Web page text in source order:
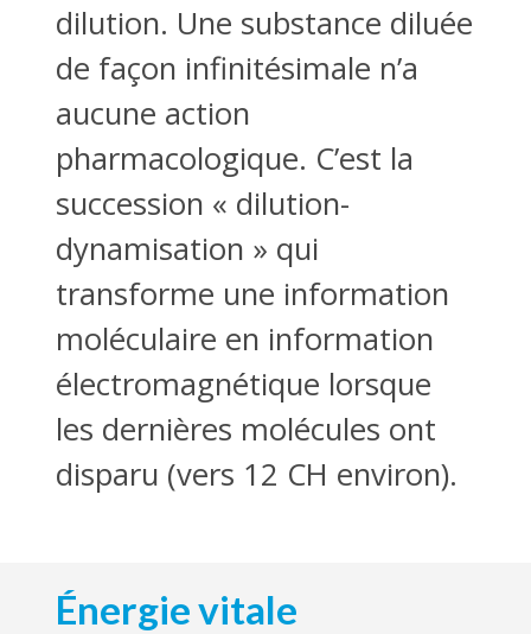
dilution. Une substance diluée
de façon infinitésimale n’a
aucune action
pharmacologique. C’est la
succession « dilution-
dynamisation » qui
transforme une information
moléculaire en information
électromagnétique lorsque
les dernières molécules ont
disparu (vers 12 CH environ).
Énergie vitale